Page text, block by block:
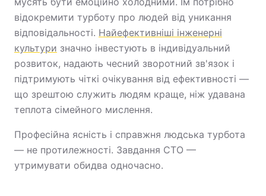
відокремити турботу про людей від уникання
відповідальності. Найефективніші інженерні
культури значно інвестують в індивідуальний
розвиток, надають чесний зворотний зв'язок і
підтримують чіткі очікування від ефективності —
що зрештою служить людям краще, ніж удавана
теплота сімейного мислення.
Професійна ясність і справжня людська турбота
— не протилежності. Завдання CTO —
утримувати обидва одночасно.